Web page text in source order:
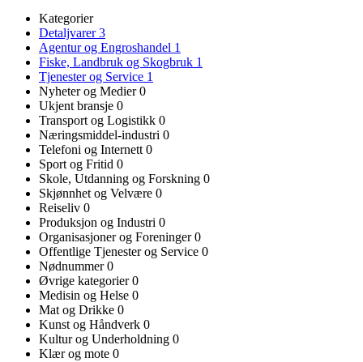
Kategorier
Detaljvarer3
Agentur og Engroshandel 1
Fiske, Landbruk og Skogbruk 1
Tjenester og Service 1
Nyheter og Medier0
Ukjent bransje 0
Transport og Logistikk 0
Næringsmiddel-industri 0
Telefoni og Internett 0
Sport og Fritid 0
Skole, Utdanning og Forskning 0
Skjønnhet og Velvære 0
Reiseliv 0
Produksjon og Industri 0
Organisasjoner og Foreninger0
Offentlige Tjenester og Service 0
Nødnummer0
Øvrige kategorier0
Medisin og Helse 0
Mat og Drikke 0
Kunst og Håndverk 0
Kultur og Underholdning 0
Klær og mote 0